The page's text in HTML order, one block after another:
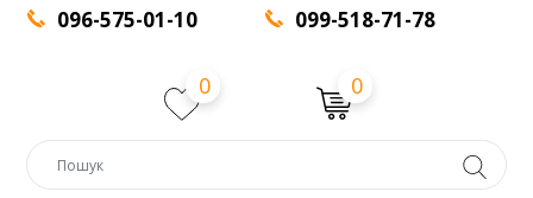
096-575-01-10
099-518-71-78
0 0